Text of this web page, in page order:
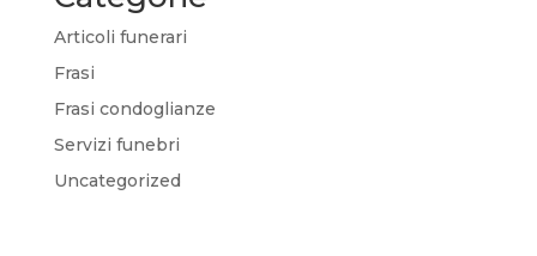
Articoli funerari
Frasi
Frasi condoglianze
Servizi funebri
Uncategorized